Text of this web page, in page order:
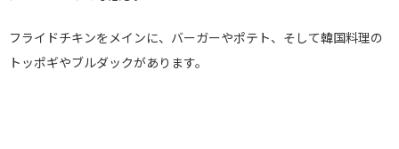
フライドチキンをメインに、バーガーやポテト、そして韓国料理の
トッポギやブルダックがあります。